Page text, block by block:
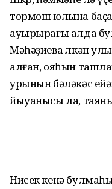
тормош юлына
ауырырағы алда
Мәһәҙиева өлкән
алған, ояһын
урынын бәләкәс
йыуанысы ла,
Нисек кенә